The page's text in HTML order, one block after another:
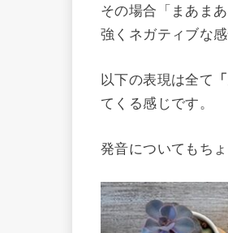
その場合「まあま
強くネガティブな
以下の表現は全て
てくる感じです。
発音についてもち